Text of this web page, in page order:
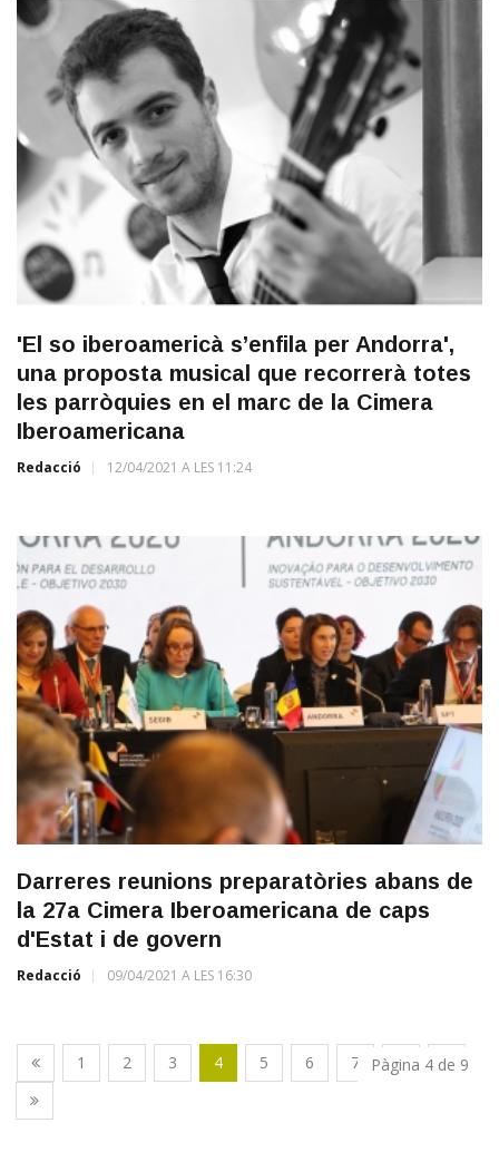
'El so iberoamericà s’enfila per Andorra',
una proposta musical que recorrerà totes
les parròquies en el marc de la Cimera
Iberoamericana
Redacció 12/04/2021 A LES 11:24
Darreres reunions preparatòries abans de
la 27a Cimera Iberoamericana de caps
d'Estat i de govern
Redacció 09/04/2021 A LES 16:30
1 2 3 4 5 6 7 8 9
Pàgina 4 de 9